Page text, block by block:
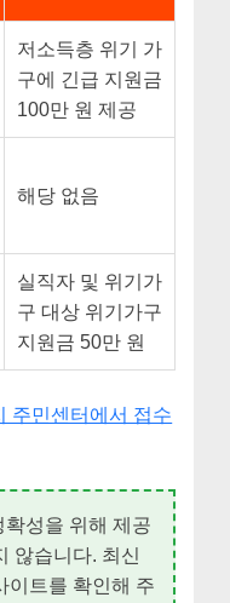
저소득층 위기 가
구에 긴급 지원금
100만 원 제공
해당 없음
실직자 및 위기가
구 대상 위기가구
지원금 50만 원
주민센터에서 접수
성을 위해 제공
않습니다. 최신
이트를 확인해 주